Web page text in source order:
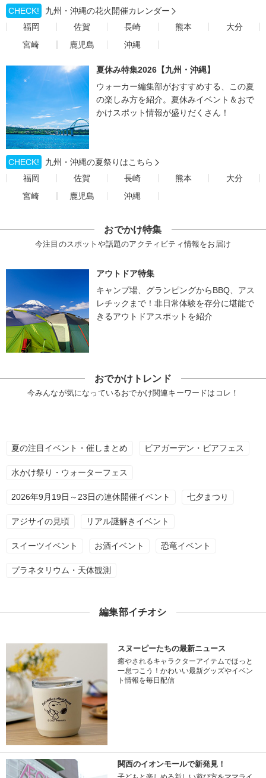
CHECK!
九州・沖縄の花火開催カレンダー
福岡
佐賀 長崎 熊本
大分
宮崎
鹿児島 沖縄
夏休み特集2026【九州・沖縄】
ウォーカー編集部がおすすめする、この夏
の楽しみ方を紹介。夏休みイベント＆おで
かけスポット情報が盛りだくさん！
CHECK!
九州・沖縄の夏祭りはこちら
福岡
佐賀 長崎 熊本
大分
宮崎
鹿児島 沖縄
おでかけ特集
今注目のスポットや話題のアクティビティ情報をお届け
アウトドア特集
キャンプ場、グランピングからBBQ、アス
レチックまで！非日常体験を存分に堪能で
きるアウトドアスポットを紹介
おでかけトレンド
今みんなが気になっているおでかけ関連キーワードはコレ！
夏の注目イベント・催しまとめ ビアガーデン・ビアフェス
水かけ祭り・ウォーターフェス
2026年9月19日～23日の連休開催イベント 七夕まつり
アジサイの見頃 リアル謎解きイベント
スイーツイベント お酒イベント 恐竜イベント
プラネタリウム・天体観測
編集部イチオシ
スヌーピーたちの最新ニュース
癒やされるキャラクターアイテムでほっと
一息つこう！かわいい最新グッズやイベン
ト情報を毎日配信
関西のイオンモールで新発見！